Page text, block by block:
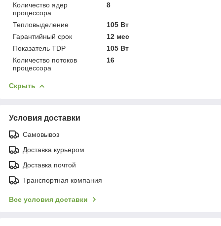
Количество ядер
процессора
8
Тепловыделение
105 Вт
Гарантийный срок
12 мес
Показатель TDP
105 Вт
Количество потоков
процессора
16
Скрыть
Условия доставки
Самовывоз
Доставка курьером
Доставка почтой
Транспортная компания
Все условия доставки